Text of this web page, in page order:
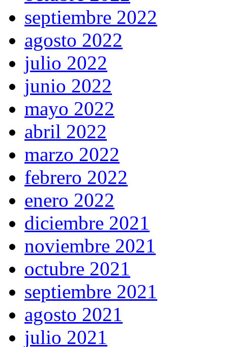
septiembre 2022
agosto 2022
julio 2022
junio 2022
mayo 2022
abril 2022
marzo 2022
febrero 2022
enero 2022
diciembre 2021
noviembre 2021
octubre 2021
septiembre 2021
agosto 2021
julio 2021